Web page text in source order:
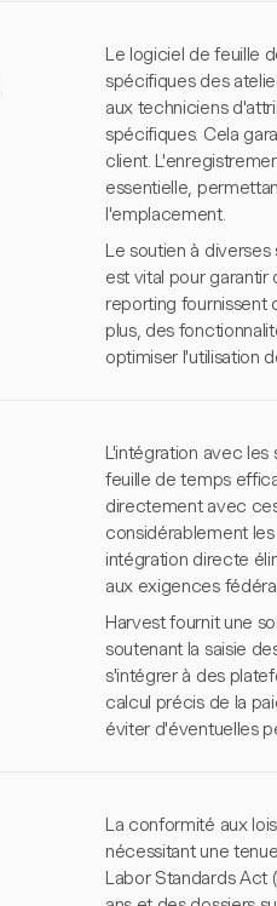
Le logiciel de feuille
spécifiques des
aux techniciens
spécifiques. Cela
client.
essentielle,
l'emplacement.
Le soutien à
est vital pour
reporting fournissent
plus, des
optimiser l'utilisation
L'intégration avec
feuille de temps
directement avec
considérablement
intégration directe
aux exigences
Harvest fournit une
soutenant la saisie
s'intégrer à des
calcul précis de la
éviter d'éventuelles
La conformité aux
nécessitant une
Labor Standards Act